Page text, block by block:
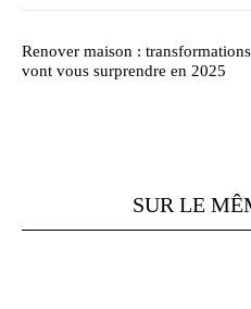
Renover maison :
vont vous surprendre en 2025
SUR LE